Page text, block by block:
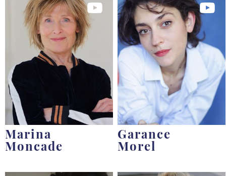
Marina
Moncade
Garance
Morel